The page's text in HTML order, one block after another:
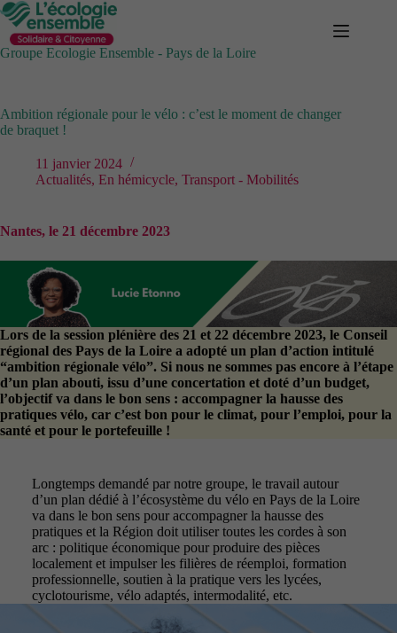
Passer
au
contenu
Groupe Ecologie Ensemble - Pays de la Loire
Ambition régionale pour le vélo : c’est le moment de changer
de braquet !
11 janvier 2024
Actualités, En hémicycle, Transport - Mobilités
Nantes, le 21 décembre 2023
Lors de la session plénière des 21 et 22 décembre 2023, le Conseil
régional des Pays de la Loire a adopté un plan d’action intitulé
“ambition régionale vélo”. Si nous ne sommes pas encore à l’étape
d’un plan abouti, issu d’une concertation et doté d’un budget,
l’objectif va dans le bon sens : accompagner la hausse des
pratiques vélo, car c’est bon pour le climat, pour l’emploi, pour la
santé et pour le portefeuille !
Longtemps demandé par notre groupe, le travail autour
d’un plan dédié à l’écosystème du vélo en Pays de la Loire
va dans le bon sens pour accompagner la hausse des
pratiques et la Région doit utiliser toutes les cordes à son
arc : politique économique pour produire des pièces
localement et impulser les filières de réemploi, formation
professionnelle, soutien à la pratique vers les lycées,
cyclotourisme, vélo adaptés, intermodalité, etc.